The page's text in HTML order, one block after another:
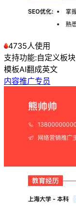
4735人使用
支持功能:自定义板块
模板AI翻成英文
内容推广专员